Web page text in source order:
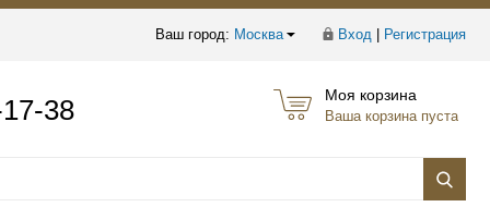
Ваш город: Москва Вход Регистрация
38 Моя корзина
Ваша корзина пуста